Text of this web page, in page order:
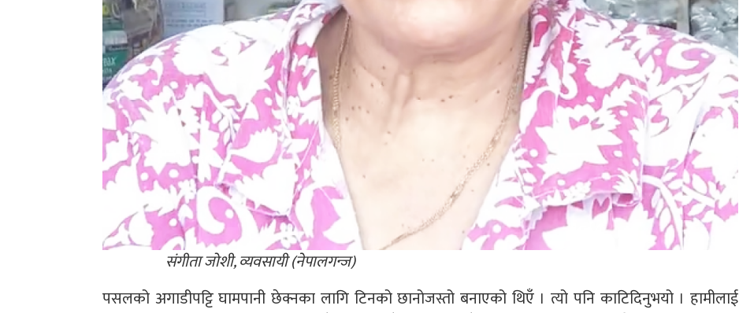
संगीता जोशी, व्यवसायी (नेपालगन्ज)
पसलको अगाडीपट्टि घामपानी छेक्नका लागि टिनको छानोजस्तो बनाएको थिएँ । त्यो पनि काटिदिनुभयो । हामीलाई